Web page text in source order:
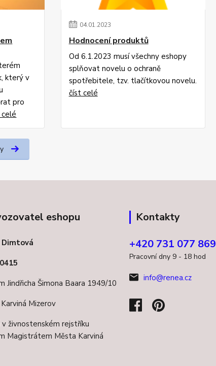
který v
pro
04.01.2023
Hodnocení produktů
Od 6.1.2023 musí všechny eshopy
splňovat novelu o ochraně
spotřebitele, tzv. tlačítkovou novelu.
číst celé
eshopu
Jindřicha Šimona Baara 1949/10
Mizerov
v živnostenském rejstříku
Magistrátem Města Karviná
Kontakty
+420 731 077 869
Pracovní dny 9 - 18 hod
info@renea.cz